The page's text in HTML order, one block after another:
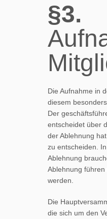
§3.
Die Aufnahme in
diesem
Der
entscheidet über
der Ablehnung
zu entscheiden.
Ablehnung
Ablehnung
werden.
Die
die sich um den